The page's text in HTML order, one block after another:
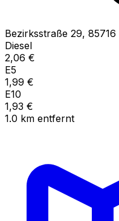
Bezirksstraße 29, 85716
Diesel
2,06 €
E5
1,99 €
E10
1,93 €
1.0 km entfernt